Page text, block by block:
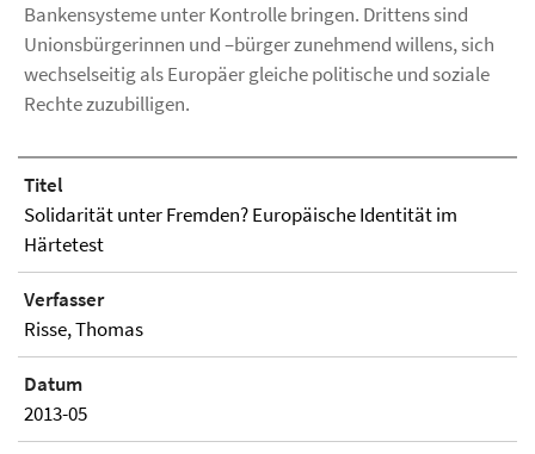
Bankensysteme unter Kontrolle bringen. Drittens sind
Unionsbürgerinnen und –bürger zunehmend willens, sich
wechselseitig als Europäer gleiche politische und soziale
Rechte zuzubilligen.
Titel
Solidarität unter Fremden? Europäische Identität im
Härtetest
Verfasser
Risse, Thomas
Datum
2013-05